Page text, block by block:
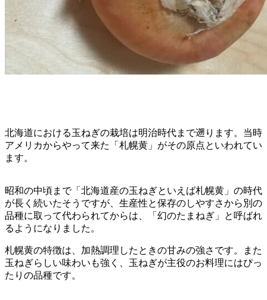
北海道における玉ねぎの栽培は明治時代まで遡ります。当時
アメリカからやって来た「札幌黄」がその原点といわれてい
ます。
昭和の中頃まで「北海道産の玉ねぎといえば札幌黄」の時代
が長く続いたそうですが、生産性と保存のしやすさから別の
品種に取って代わられてからは、「幻のたまねぎ」と呼ばれ
るようになりました。
札幌黄の特徴は、加熱調理したときの甘みの強さです。また
玉ねぎらしい味わいも強く、玉ねぎが主役のお料理にはぴっ
たりの品種です。